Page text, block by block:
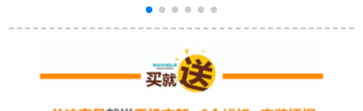
丸高清夜視長安欧力
レットにコードヒ付
12 V電源コード汎用
10 A单独シガレット
メンをプレゼする。